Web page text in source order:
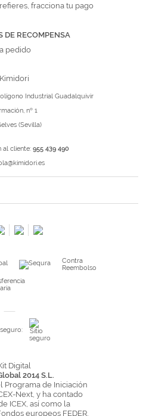
fracciona tu pago
DE RECOMPENSA
pedido
Industrial Guadalquivir
nº 1
(Sevilla)
al cliente: 955 439 490
de fotos
Contra
Reembolso
2014 S.L.
Programa de Iniciación
Next, y ha contado
ICEX, así como la
europeos FEDER,